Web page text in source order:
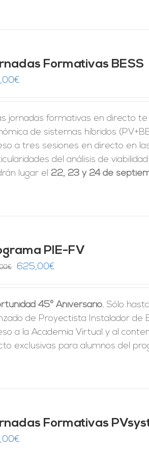
Formativas BESS
€
jornadas formativas en directo
de sistemas híbridos
a tres sesiones en directo en
del análisis de
lugar el 22, 23 y 24 de
PIE-FV
€
El
era:
1.250,00€.
625,00€
es:
625,00€.
45º Aniversario. Sólo
de Proyectista Instalador de
a la Academia Virtual y al
exclusivas para alumnos del
Formativas
€